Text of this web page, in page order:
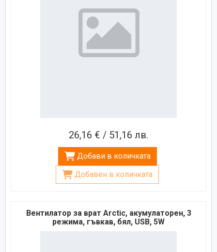
26,16 € / 51,16 лв.
Добави в количката
Добавен в количката
Вентилатор за врат Arctic, акумулаторен, 3
режима, гъвкав, бял, USB, 5W